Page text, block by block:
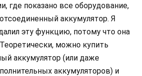
где показано все оборудование,
аккумулятор. Я
эту функцию, потому что она
можно купить
аккумулятор (или даже
аккумуляторов) и